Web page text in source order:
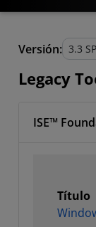
Versión:
Legacy
ISE™
Título